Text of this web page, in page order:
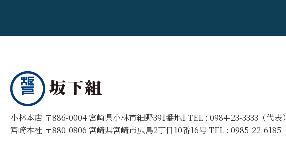
小林本店 〒886-0004 宮崎県小林市細野391番地1 TEL : 0984-23-3333（代表）
宮崎本社 〒880-0806 宮崎県宮崎市広島2丁目10番16号 TEL : 0985-22-6185